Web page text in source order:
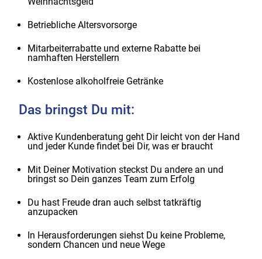
Betriebliche Altersvorsorge
Mitarbeiterrabatte und externe Rabatte bei
namhaften Herstellern
Kostenlose alkoholfreie Getränke
Das bringst Du mit:
Aktive Kundenberatung geht Dir leicht von der Hand
und jeder Kunde findet bei Dir, was er braucht
Mit Deiner Motivation steckst Du andere an und
bringst so Dein ganzes Team zum Erfolg
Du hast Freude dran auch selbst tatkräftig
anzupacken
In Herausforderungen siehst Du keine Probleme,
sondern Chancen und neue Wege